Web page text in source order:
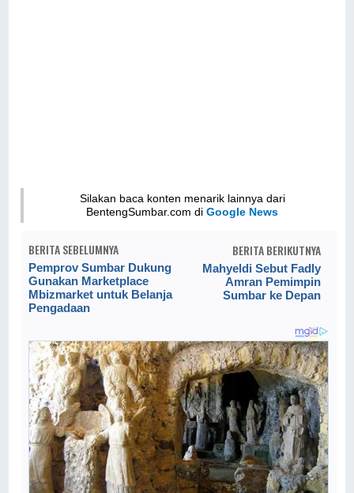
Silakan baca konten menarik lainnya dari
BentengSumbar.com diGoogle News
BERITA SEBELUMNYA
Pemprov Sumbar Dukung
Gunakan Marketplace
Mbizmarket untuk Belanja
Pengadaan
BERITA BERIKUTNYA
Mahyeldi Sebut Fadly
Amran Pemimpin
Sumbar ke Depan